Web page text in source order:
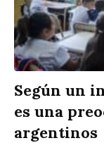
Según un
es una
argentinos